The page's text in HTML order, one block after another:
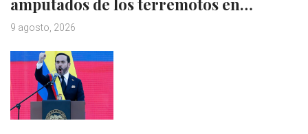
9 agosto, 2026